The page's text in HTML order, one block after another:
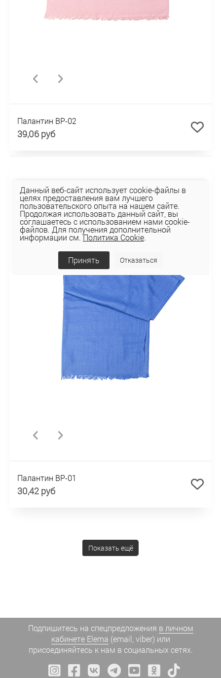
Палантин BP-02
39,06 руб
Палантин BP-01
30,42 руб
Показать ещё
Подпишитесь на спецпредложения в личном
кабинете Elema (email, viber) или
присоединяйтесь к нам в социальных сетях.
Данный веб-сайт использует cookie-файлы в
целях предоставления вам лучшего
пользовательского опыта на нашем сайте.
Продолжая использовать данный сайт, вы
соглашаетесь с использованием нами cookie-
файлов. Для получения дополнительной
информации см.Политика Cookie.
Принять Отказаться